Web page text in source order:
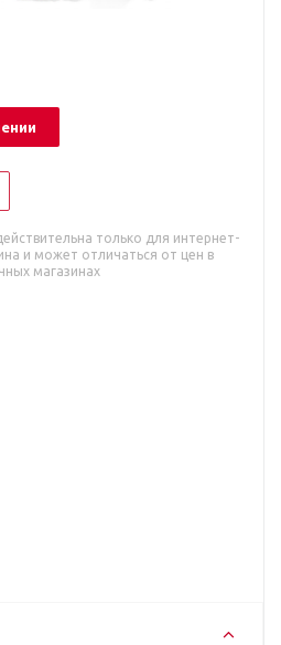
только для интернет-
и может отличаться от цен в
магазинах